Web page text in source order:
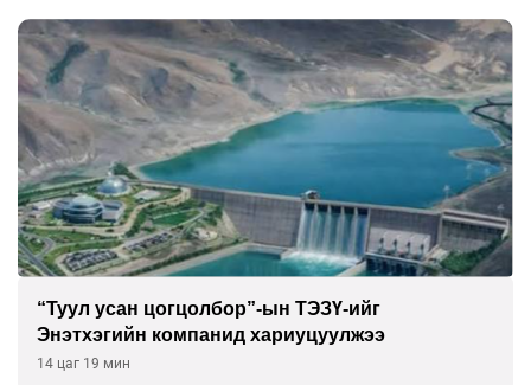
“Туул усан цогцолбор”-ын ТЭЗҮ-ийг
Энэтхэгийн компанид хариуцуулжээ
14 цаг 19 мин